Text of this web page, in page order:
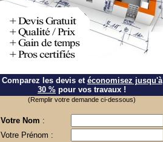
Comparez les devis et économisez jusqu'à
30 % pour vos travaux !
(Remplir votre demande ci-dessous)
Votre Nom :
Votre Prénom :